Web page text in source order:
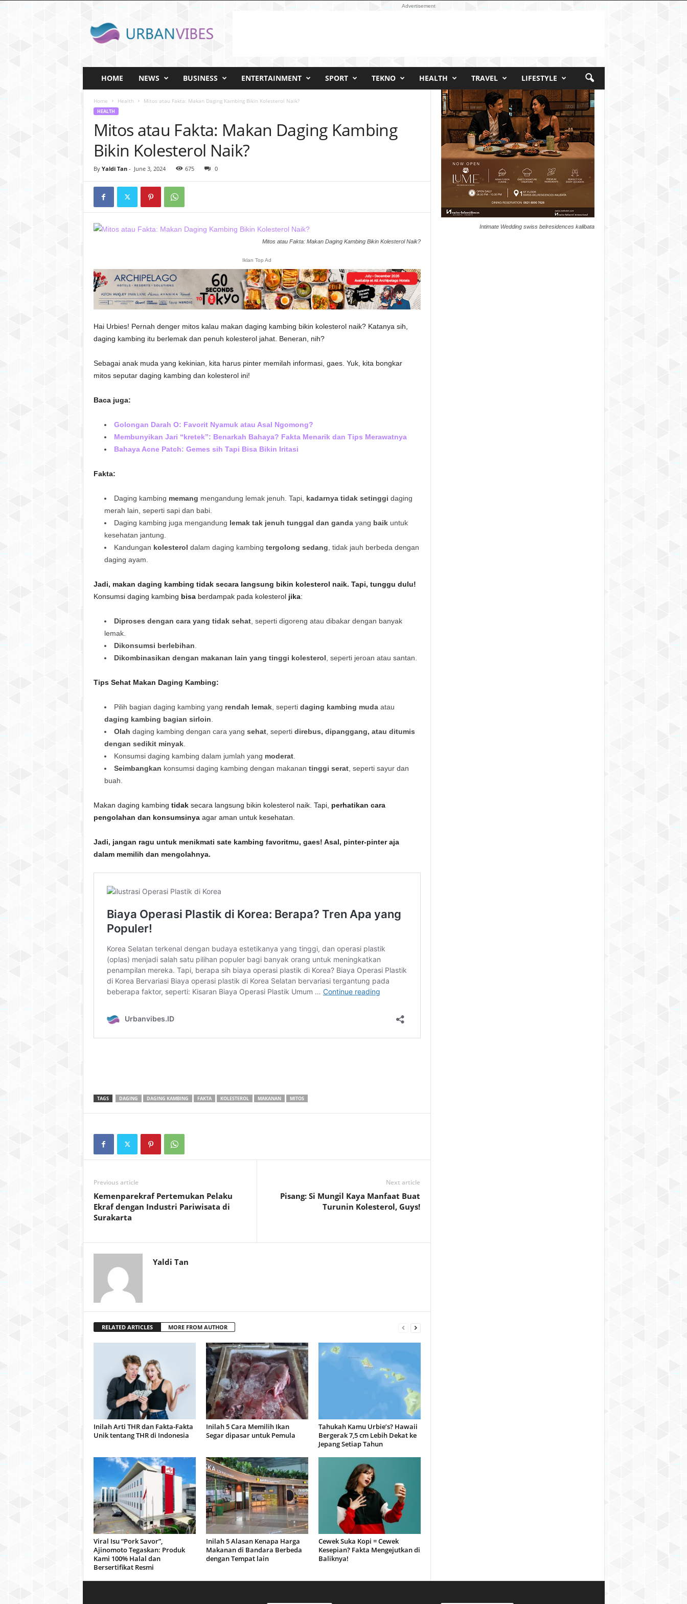
Advertisement
HOME NEWS BUSINESS ENTERTAINMENT SPORT TEKNO HEALTH TRAVEL LIFESTYLE
Home Health Mitos atau Fakta: Makan Daging Kambing Bikin Kolesterol Naik?
HEALTH
Mitos atau Fakta: Makan Daging Kambing
Bikin Kolesterol Naik?
By Yaldi Tan- June 3, 2024 675 0
Mitos atau Fakta: Makan Daging Kambing Bikin Kolesterol Naik?
Iklan Top Ad
Hai Urbies! Pernah denger mitos kalau makan daging kambing bikin kolesterol naik? Katanya sih,
daging kambing itu berlemak dan penuh kolesterol jahat. Beneran, nih?
Sebagai anak muda yang kekinian, kita harus pinter memilah informasi, gaes. Yuk, kita bongkar
mitos seputar daging kambing dan kolesterol ini!
Baca juga:
Golongan Darah O: Favorit Nyamuk atau Asal Ngomong?
Membunyikan Jari “kretek”: Benarkah Bahaya? Fakta Menarik dan Tips Merawatnya
Bahaya Acne Patch: Gemes sih Tapi Bisa Bikin Iritasi
Fakta:
Daging kambing memang mengandung lemak jenuh. Tapi, kadarnya tidak setinggi daging
merah lain, seperti sapi dan babi.
Daging kambing juga mengandung lemak tak jenuh tunggal dan gandayang baikuntuk
kesehatan jantung.
Kandungan kolesterol dalam daging kambing tergolong sedang , tidak jauh berbeda dengan
daging ayam.
Jadi, makan daging kambing tidak secara langsung bikin kolesterol naik. Tapi, tunggu dulu!
Konsumsi daging kambing bisaberdampak pada kolesterol jika:
Diproses dengan cara yang tidak sehat, seperti digoreng atau dibakar dengan banyak
lemak.
Dikonsumsi berlebihan
Dikombinasikan dengan makanan lain yang tinggi kolesterol , seperti jeroan atau santan.
Tips Sehat Makan Daging Kambing:
Pilih bagian daging kambing yang rendah lemak, seperti daging kambing mudaatau
daging kambing bagian sirloin
Olah daging kambing dengan cara yang sehat, seperti direbus, dipanggang, atau ditumis
dengan sedikit minyak.
Konsumsi daging kambing dalam jumlah yang moderat.
Seimbangkan konsumsi daging kambing dengan makanan tinggi serat, seperti sayur dan
buah.
Makan daging kambing tidaksecara langsung bikin kolesterol naik. Tapi, perhatikan cara
pengolahan dan konsumsinyaagar aman untuk kesehatan.
Jadi, jangan ragu untuk menikmati sate kambing favoritmu, gaes! Asal, pinter-pinter aja
dalam memilih dan mengolahnya.
TAGS DAGING DAGING KAMBING FAKTA KOLESTEROL MAKANAN MITOS
Previous article
Kemenparekraf Pertemukan Pelaku
Ekraf dengan Industri Pariwisata di
Surakarta
Next article
Pisang: Si Mungil Kaya Manfaat Buat
Turunin Kolesterol, Guys!
Yaldi Tan
RELATED ARTICLES MORE FROM AUTHOR
Inilah Arti THR dan Fakta-Fakta
Unik tentang THR di Indonesia
Inilah 5 Cara Memilih Ikan
Segar dipasar untuk Pemula
Tahukah Kamu Urbie’s? Hawaii
Bergerak 7,5 cm Lebih Dekat ke
Jepang Setiap Tahun
Viral Isu “Pork Savor”,
Ajinomoto Tegaskan: Produk
Kami 100% Halal dan
Bersertifikat Resmi
Inilah 5 Alasan Kenapa Harga
Makanan di Bandara Berbeda
dengan Tempat lain
Cewek Suka Kopi = Cewek
Kesepian? Fakta Mengejutkan di
Baliknya!
Intimate Wedding swiss belresidences kalibata